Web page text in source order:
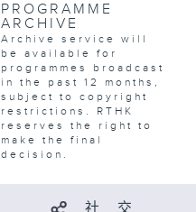
PROGRAMME
ARCHIVE
Archive service will
be available for
programmes broadcast
in the past 12 months,
subject to copyright
restrictions. RTHK
reserves the right to
make the final
decision.